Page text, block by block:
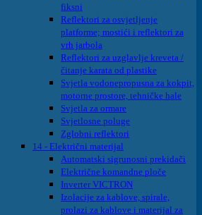
fiksni
Reflektori za osvjetljenje
platforme; mostići i reflektori za
vrh jarbola
Reflektori za uzglavlje kreveta /
čitanje karata od plastike
Svjetla vodonepropusna za kokpit,
motorne prostore, tehničke hale
Svjetla za ormare
Svjetlosne poluge
Zglobni reflektori
14 - Električni materijal
Automatski sigrunosni prekidači
Električne komandne ploče
Inverter VICTRON
Izolacije za kablove, spirale,
prolazi za kablove i materijal za